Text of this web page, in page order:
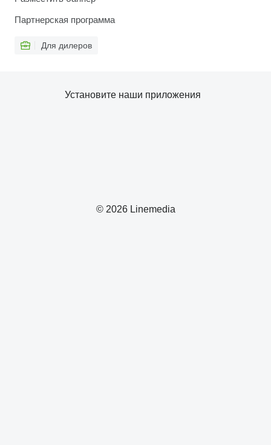
Партнерская программа
Для дилеров
© 2026 Linemedia
Установите наши приложения